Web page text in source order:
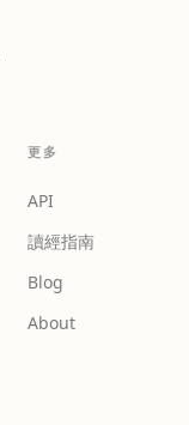
更多
API
讀經指南
Blog
About